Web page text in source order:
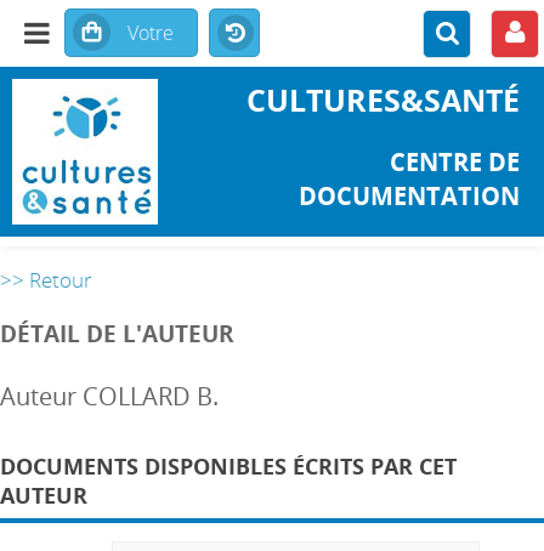
CULTURES&SANTÉ
CENTRE DE
DOCUMENTATION
>> Retour
DÉTAIL DE L'AUTEUR
Auteur COLLARD B.
DOCUMENTS DISPONIBLES ÉCRITS PAR CET
AUTEUR